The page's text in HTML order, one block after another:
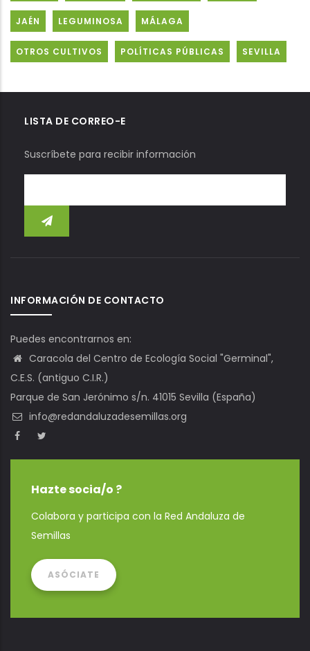
JAÉN LEGUMINOSA MÁLAGA
OTROS CULTIVOS POLÍTICAS PÚBLICAS SEVILLA
LISTA DE CORREO-E
Suscríbete para recibir información
INFORMACIÓN DE CONTACTO
Puedes encontrarnos en:
Caracola del Centro de Ecología Social "Germinal",
C.E.S. (antiguo C.I.R.)
Parque de San Jerónimo s/n. 41015 Sevilla (España)
info@redandaluzadesemillas.org
Hazte socia/o ?
Colabora y participa con la Red Andaluza de
Semillas
ASÓCIATE